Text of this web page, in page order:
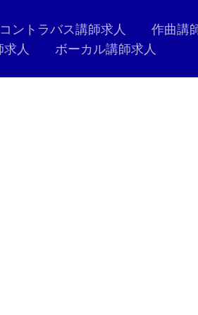
コントラバス講師求人
作曲講
人
ボーカル講師求人